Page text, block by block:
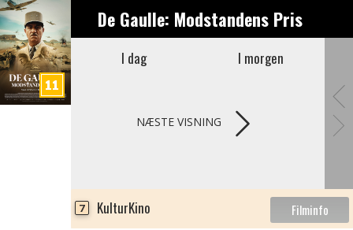
De Gaulle: Modstandens Pris
I dag I morgen
NÆSTE VISNING
7 KulturKino